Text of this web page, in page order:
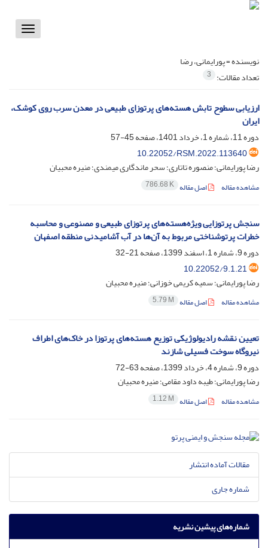
Toggle
نویسنده =پورایمانی، رضا
تعداد مقالات: 3
ارزیابی سطوح تابش هسته‌های پرتوزای طبیعی در معدن سرب روی کوشک،
ایران
دوره 11، شماره 1، خرداد 1401، صفحه
45-57
10.22052/RSM.2022.113640
رضا پورایمانی؛ منصوره تاتاری؛ سحر ماندگاری میمندی؛ منیره محبیان
مشاهده مقاله اصل مقاله 786.68 K
سنجش پرتوزایی ویژه‌هسته‌های پرتوزای طبیعی و مصنوعی و محاسبه
خطرات پرتوشناختی مربوط به آن‌ها در آب آشامیدنی منطقه اصفهان
دوره 9، شماره 1، اسفند 1399، صفحه
21-32
10.22052/9.1.21
رضا پورایمانی؛ سمیه کریمی خوزانی؛ منیره محبیان
مشاهده مقاله اصل مقاله 5.79 M
تعیین نقشه رادیولوژیکی توزیع هسته‌های پرتوزا در خاک‌های اطراف
نیروگاه سوخت ‌فسیلی شازند
دوره 9، شماره 4، خرداد 1399، صفحه
63-72
رضا پورایمانی؛ طیبه داود مقامی؛ منیره محبیان
مشاهده مقاله اصل مقاله 1.12 M
مقالات آماده انتشار
شماره جاری
شماره‌های پیشین نشریه